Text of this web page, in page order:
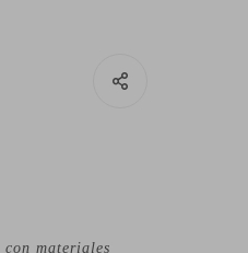
materiales